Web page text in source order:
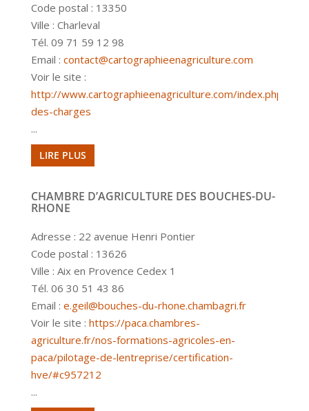
Code postal : 13350
Ville : Charleval
Tél. 09 71 59 12 98
Email : contact@cartographieenagriculture.com
Voir le site :
http://www.cartographieenagriculture.com/index.php/
des-charges
...
LIRE PLUS
CHAMBRE D’AGRICULTURE DES BOUCHES-DU-
RHONE
Adresse : 22 avenue Henri Pontier
Code postal : 13626
Ville : Aix en Provence Cedex 1
Tél. 06 30 51 43 86
Email : e.geil@bouches-du-rhone.chambagri.fr
Voir le site : https://paca.chambres-
agriculture.fr/nos-formations-agricoles-en-
paca/pilotage-de-lentreprise/certification-
hve/#c957212
...